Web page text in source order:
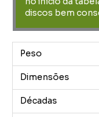
discos bem
Peso
Dimensões
Décadas